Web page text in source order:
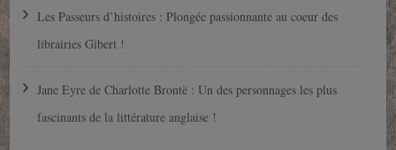
Les Passeurs d’histoires : Plongée passionnante au coeur des
librairies Gibert !
Jane Eyre de Charlotte Brontë : Un des personnages les plus
fascinants de la littérature anglaise !